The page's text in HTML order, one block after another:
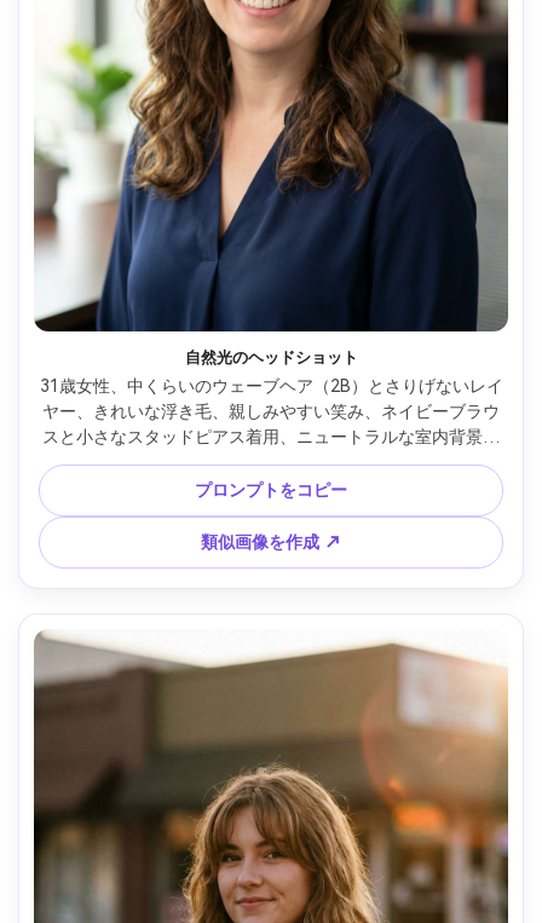
自然光のヘッドショット
31歳女性、中くらいのウェーブヘア（2B）とさりげないレイ
ヤー、きれいな浮き毛、親しみやすい笑み、ネイビーブラウ
スと小さなスタッドピアス着用、ニュートラルな室内背景と
やわらかいぼかし、明るい窓光とリフレクターフィル、均一
な肌トーン、Sony A7IV・85mm f/2、クリーンなボケ、肩か
ら上のフレーミング、目線の高さ、雰囲気：信頼と品格、フ
ォトリアルな肌、自然な髪質感、シャープなフォーカス、高
解像度 --ar 4:5
プロンプトをコピー
類似画像を作成 ↗